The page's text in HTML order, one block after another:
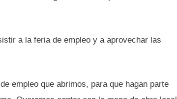
a la feria de empleo y a aprovechar las
empleo que abrimos, para que hagan parte